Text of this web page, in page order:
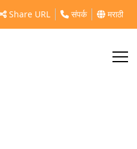
Share URL संपर्क मराठी
74361/